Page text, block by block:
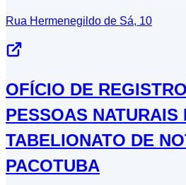
Rua Hermenegildo de Sá, 10
OFÍCIO DE
PESSOAS NATURAIS
TABELIONATO DE
PACOTUBA